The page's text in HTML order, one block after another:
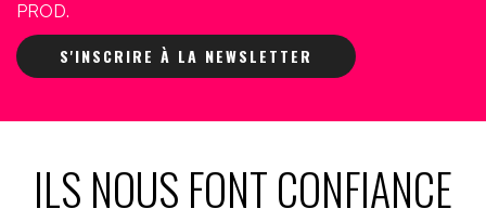
PROD.
S'INSCRIRE À LA NEWSLETTER
ILS NOUS FONT CONFIANCE